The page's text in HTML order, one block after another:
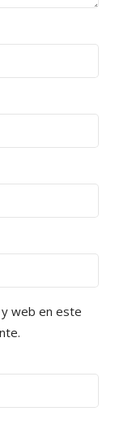
web en este